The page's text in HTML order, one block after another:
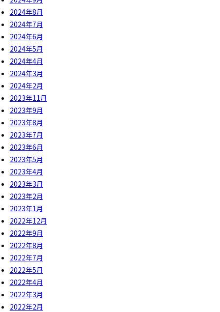
2024年8月
2024年7月
2024年6月
2024年5月
2024年4月
2024年3月
2024年2月
2023年11月
2023年9月
2023年8月
2023年7月
2023年6月
2023年5月
2023年4月
2023年3月
2023年2月
2023年1月
2022年12月
2022年9月
2022年8月
2022年7月
2022年5月
2022年4月
2022年3月
2022年2月